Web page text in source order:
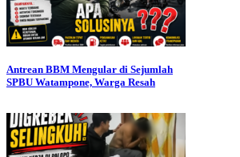
Antrean BBM Mengular di Sejumlah
SPBU Watampone, Warga Resah